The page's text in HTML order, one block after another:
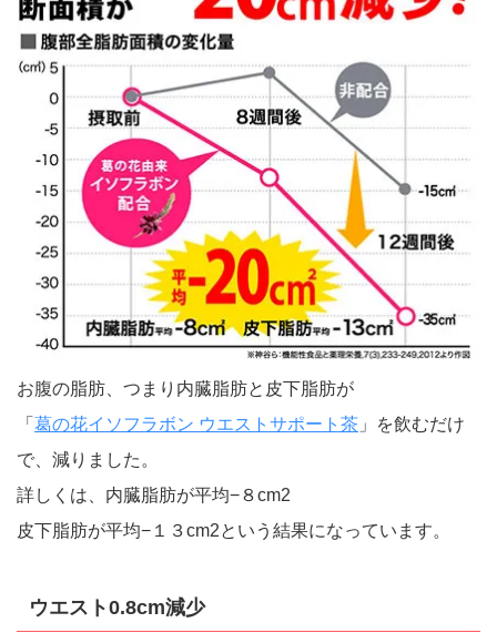
お腹の脂肪、つまり内臓脂肪と皮下脂肪が
「 葛の花イソフラボン ウエストサポート茶 」を飲むだけ
で、減りました。
詳しくは、内臓脂肪が平均−８cm2
皮下脂肪が平均−１３cm2という結果になっています。
ウエスト0.8cm減少